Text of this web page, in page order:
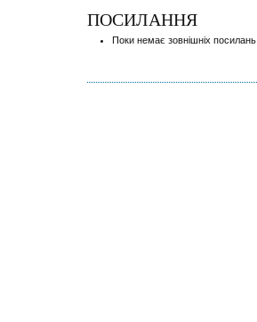
ПОСИЛАННЯ
Поки немає зовнішніх посилань.